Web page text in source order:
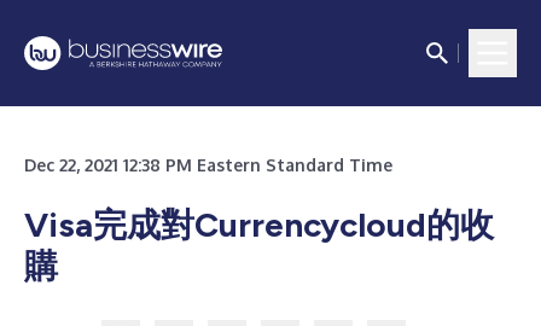
Dec 22, 2021 12:38 PM Eastern Standard Time
Visa完成對Currencycloud的收
購